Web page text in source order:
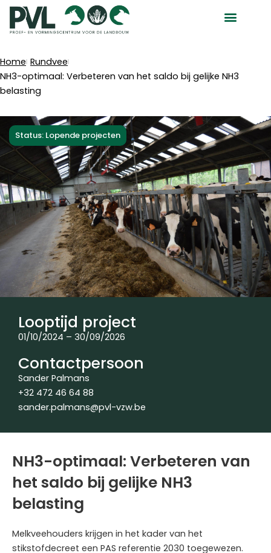
Ga
naar
de
Home Rundvee
NH3-optimaal: Verbeteren van het saldo bij gelijke NH3
belasting
Status: Lopende projecten
Looptijd project
01/10/2024 – 30/09/2026
Contactpersoon
Sander Palmans
+32 472 46 64 88
sander.palmans@pvl-vzw.be
NH3-optimaal: Verbeteren van
het saldo bij gelijke NH3
belasting
Melkveehouders krijgen in het kader van het
stikstofdecreet een PAS referentie 2030 toegewezen.